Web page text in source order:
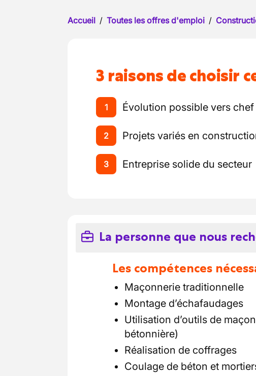
Accueil / Toutes les offres d'emploi /
3 raisons de choisir
1 Évolution possible vers chef
2 Projets variés en
3 Entreprise solide du secteur
La personne que nous
Les compétences
Maçonnerie traditionnelle
Montage d’échafaudages
Utilisation d’outils de
bétonnière)
Réalisation de coffrages
Coulage de béton et